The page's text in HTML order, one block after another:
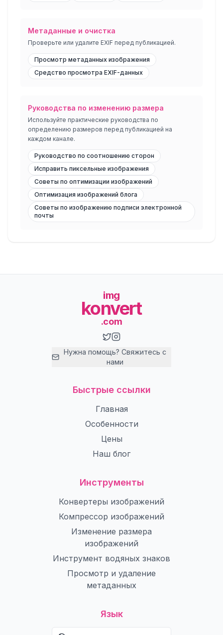
Метаданные и очистка
Проверьте или удалите EXIF перед публикацией.
Просмотр метаданных изображения
Средство просмотра EXIF-данных
Руководства по изменению размера
Используйте практические руководства по
определению размеров перед публикацией на
каждом канале.
Руководство по соотношению сторон
Исправить пиксельные изображения
Советы по оптимизации изображений
Оптимизация изображений блога
Советы по изображению подписи электронной
почты
img
konvert
.com
Нужна помощь? Свяжитесь с
нами
Быстрые ссылки
Главная
Особенности
Цены
Наш блог
Инструменты
Конвертеры изображений
Компрессор изображений
Изменение размера
изображений
Инструмент водяных знаков
Просмотр и удаление
метаданных
Язык